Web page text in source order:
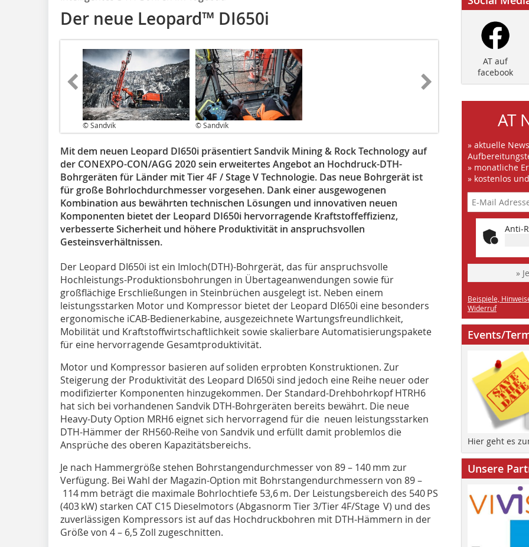
Der neue Leopard™ DI650i
© Sandvik © Sandvik
Mit dem neuen Leopard DI650i präsentiert Sandvik Mining & Rock Technology auf
der CONEXPO-CON/AGG 2020 sein erweitertes Angebot an Hochdruck-DTH-
Bohrgeräten für Länder mit Tier 4F / Stage V Technologie. Das neue Bohrgerät ist
für große Bohrlochdurchmesser vorgesehen. Dank einer ausgewogenen
Kombination aus bewährten technischen Lösungen und innovativen neuen
Komponenten bietet der Leopard DI650i hervorragende Kraftstoffeffizienz,
verbesserte Sicherheit und höhere Produktivität in anspruchsvollen
Gesteinsverhältnissen.
D‌er Leopard DI650i ist ein Imloch(DTH)-Bohrgerät, das für anspruchsvolle
Hochleistungs-Produktionsbohrungen in Übertageanwendungen sowie für
großflächige Erschließungen in Steinbrüchen ausgelegt ist. Neben einem
leistungsstarken Motor und Kompressor bietet der Leopard DI650i eine besonders
ergonomische iCAB-Bedienerkabine, ausgezeichnete Wartungsfreundlichkeit,
Mobilität und Kraftstoffwirtschaftlichkeit sowie skalierbare Automatisierungspakete
für eine hervorragende Gesamtproduktivität.
Motor und Kompressor basieren auf soliden erprobten Konstruktionen. Zur
Steigerung der Produktivität des Leopard DI650i sind jedoch eine Reihe neuer oder
modifizierter Komponenten hinzugekommen. Der Standard-Drehbohrkopf HTRH6
hat sich bei vorhandenen Sandvik DTH-Bohrgeräten bereits bewährt. Die neue
Heavy-Duty Option MRH6 eignet sich hervorragend für die neuen leistungsstarken
DTH-Hämmer der RH560-Reihe von Sandvik und erfüllt damit problemlos die
Ansprüche des oberen Kapazitätsbereichs.
Je nach Hammergröße stehen Bohrstangendurchmesser von 89 – 140 mm zur
Verfügung. Bei Wahl der Magazin-Option mit Bohrstangendurchmessern von 89 –
114 mm beträgt die maximale Bohrlochtiefe 53,6 m. Der Leistungsbereich des 540 PS
(403 kW) starken CAT C15 Dieselmotors (Abgasnorm Tier 3/Tier 4F/Stage V) und des
zuverlässigen Kompressors ist auf das Hochdruckbohren mit DTH-Hämmern in der
Größe von 4 – 6,5 Zoll zugeschnitten.
AT auf
facebook
AT
» aktuelle
» monatliche
» kostenlos
Anti-
»
Beispiele,
Widerruf
Events/
Hier geht es
Unsere